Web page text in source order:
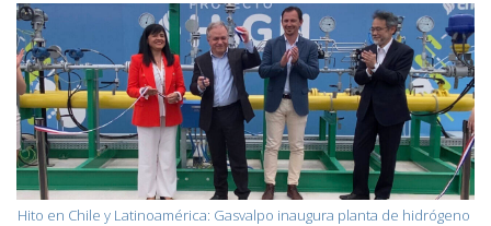
Hito en Chile y Latinoamérica: Gasvalpo inaugura planta de hidrógeno